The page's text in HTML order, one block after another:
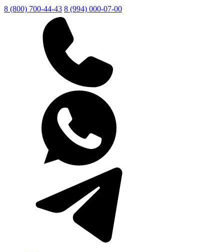
8 (800) 700-44-43 8 (994) 000-07-00